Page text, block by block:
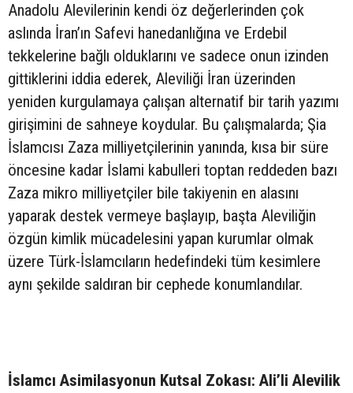
Anadolu Alevilerinin kendi öz değerlerinden çok
aslında İran’ın Safevi hanedanlığına ve Erdebil
tekkelerine bağlı olduklarını ve sadece onun izinden
gittiklerini iddia ederek, Aleviliği İran üzerinden
yeniden kurgulamaya çalışan alternatif bir tarih yazımı
girişimini de sahneye koydular. Bu çalışmalarda; Şia
İslamcısı Zaza milliyetçilerinin yanında, kısa bir süre
öncesine kadar İslami kabulleri toptan reddeden bazı
Zaza mikro milliyetçiler bile takiyenin en alasını
yaparak destek vermeye başlayıp, başta Aleviliğin
özgün kimlik mücadelesini yapan kurumlar olmak
üzere Türk-İslamcıların hedefindeki tüm kesimlere
aynı şekilde saldıran bir cephede konumlandılar.
İslamcı Asimilasyonun Kutsal Zokası: Ali’li Alevilik